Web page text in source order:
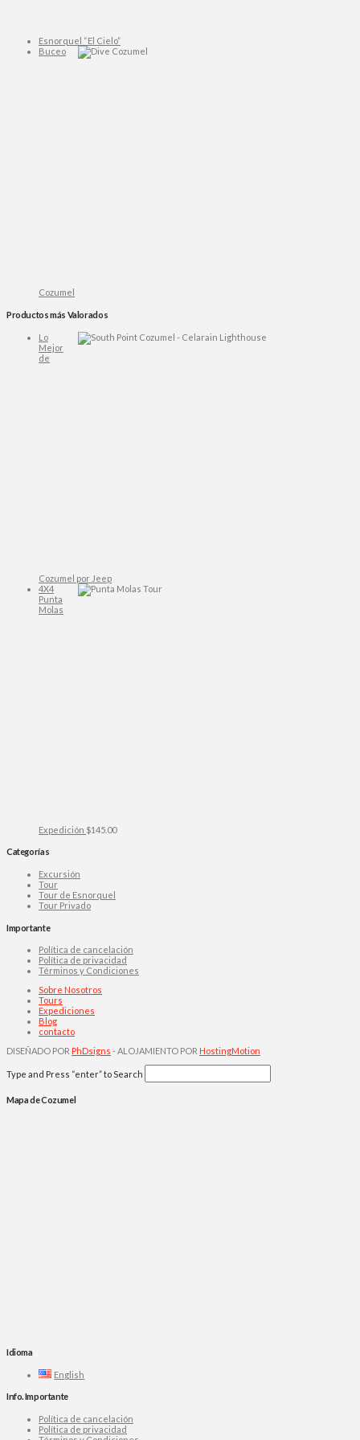
Esnorquel “El Cielo”
Buceo
Cozumel
Productos más Valorados
Lo
Mejor
de
Cozumel por Jeep
4X4
Punta
Molas
Expedición $145.00
Categorías
Excursión
Tour
Tour de Esnorquel
Tour Privado
Importante
Política de cancelación
Política de privacidad
Términos y Condiciones
Sobre Nosotros
Tours
Expediciones
Blog
contacto
DISEÑADO POR PhDsigns - ALOJAMIENTO POR HostingMotion
Type and Press “enter” to Search
Mapa de Cozumel
Idioma
English
Info. Importante
Política de cancelación
Política de privacidad